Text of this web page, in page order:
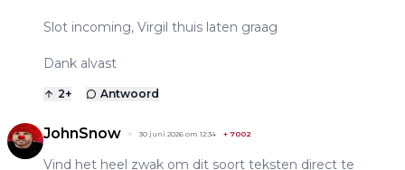
Slot incoming, Virgil thuis laten graag
Dank alvast
2+ Antwoord
JohnSnow 30 juni 2026 om 12:34 + 7002
Vind het heel zwak om dit soort teksten direct te